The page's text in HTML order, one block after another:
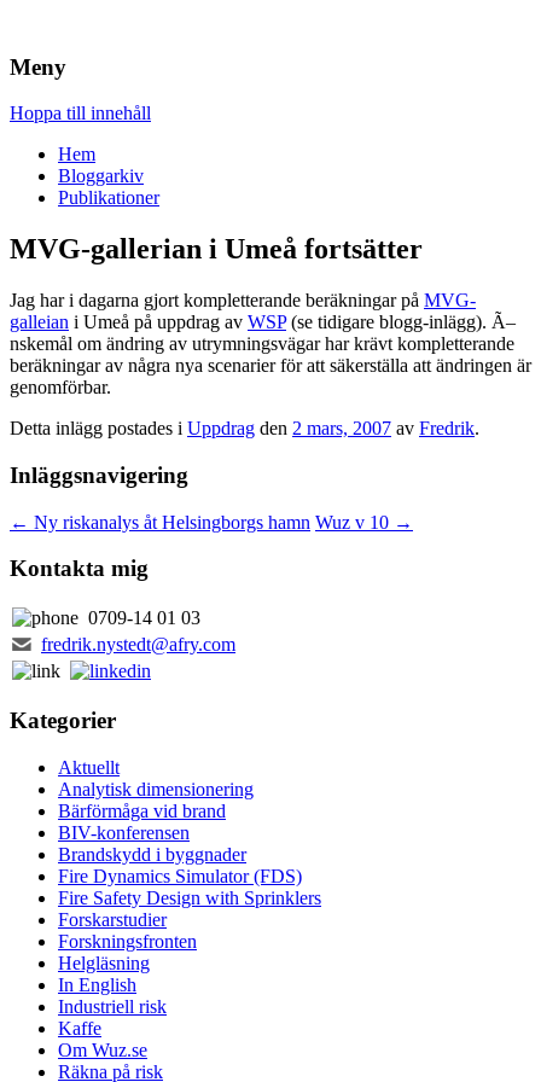
Wuz
Meny
Hoppa till innehåll
Hem
Bloggarkiv
Publikationer
MVG-gallerian i Umeå fortsätter
Jag har i dagarna gjort kompletterande beräkningar på MVG-
galleian i Umeå på uppdrag av WSP(se tidigare blogg-inlägg). Ã–
nskemål om ändring av utrymningsvägar har krävt kompletterande
beräkningar av några nya scenarier för att säkerställa att ändringen är
genomförbar.
Detta inlägg postades i Uppdrag den 2 mars, 2007 av Fredrik.
Inläggsnavigering
← Ny riskanalys åt Helsingborgs hamn Wuz v 10 →
Kontakta mig
0709-14 01 03
fredrik.nystedt@afry.com
Kategorier
Aktuellt
Analytisk dimensionering
Bärförmåga vid brand
BIV-konferensen
Brandskydd i byggnader
Fire Dynamics Simulator (FDS)
Fire Safety Design with Sprinklers
Forskarstudier
Forskningsfronten
Helgläsning
In English
Industriell risk
Kaffe
Om Wuz.se
Räkna på risk